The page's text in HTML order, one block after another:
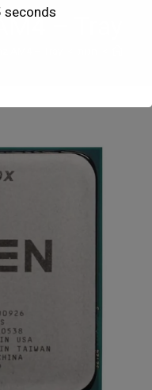
– Tray
seconds